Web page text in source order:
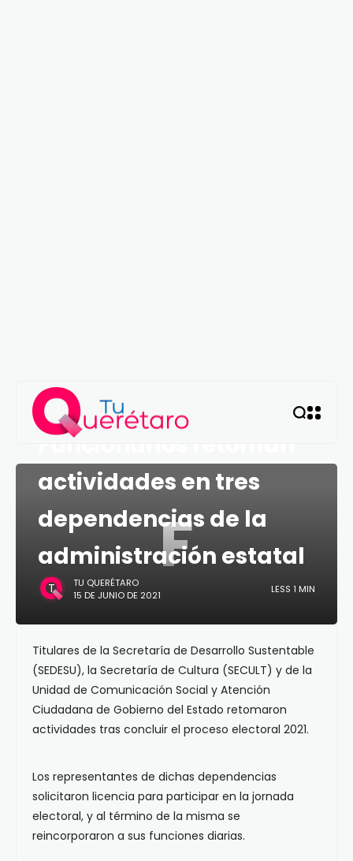
F
QUERÉTARO
Funcionarios retoman
actividades en tres
dependencias de la
administración estatal
TU QUERÉTARO
15 DE JUNIO DE 2021
LESS 1 MIN
Titulares de la Secretaría de Desarrollo Sustentable
(SEDESU), la Secretaría de Cultura (SECULT) y de la
Unidad de Comunicación Social y Atención
Ciudadana de Gobierno del Estado retomaron
actividades tras concluir el proceso electoral 2021.
Los representantes de dichas dependencias
solicitaron licencia para participar en la jornada
electoral, y al término de la misma se
reincorporaron a sus funciones diarias.